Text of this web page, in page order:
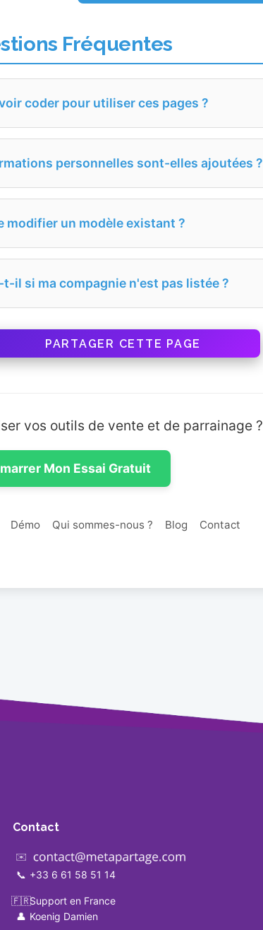
Fréquentes
coder pour utiliser ces pages ?
personnelles sont-elles ajoutées ?
modifier un modèle existant ?
t-il si ma compagnie n'est pas listée ?
PARTAGER CETTE PAGE
vos outils de vente et de parrainage ?
Mon Essai Gratuit
Démo Qui sommes-nous ? Blog Contact
Contact
✉️
📞 +33 6 61 58 51 14
🇫🇷Support en France
👤 Koenig Damien